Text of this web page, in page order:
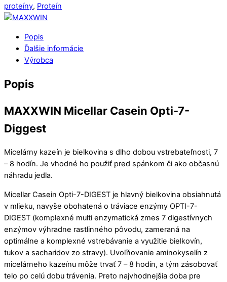
proteíny, Proteín
Popis
Ďalšie informácie
Výrobca
Popis
MAXXWIN Micellar Casein Opti-7-
Diggest
Micelárny kazeín je bielkovina s dlho dobou vstrebateľnosti, 7
– 8 hodín. Je vhodné ho použiť pred spánkom či ako občasnú
náhradu jedla.
Micellar Casein Opti-7-DIGEST je hlavný bielkovina obsiahnutá
v mlieku, navyše obohatená o tráviace enzýmy OPTI-7-
DIGEST (komplexné multi enzymatická zmes 7 digestívnych
enzýmov výhradne rastlinného pôvodu, zameraná na
optimálne a komplexné vstrebávanie a využitie bielkovín,
tukov a sacharidov zo stravy). Uvoľňovanie aminokyselín z
micelárneho kazeínu môže trvať 7 – 8 hodín, a tým zásobovať
telo po celú dobu trávenia. Preto najvhodnejšia doba pre